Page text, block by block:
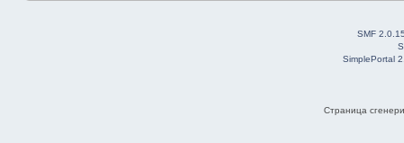
SMF
SimplePortal
Страница